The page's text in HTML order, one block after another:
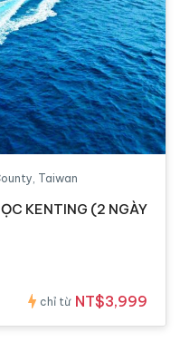
Taiwan
KENTING (2 NGÀY
chỉ từ NT$3,999